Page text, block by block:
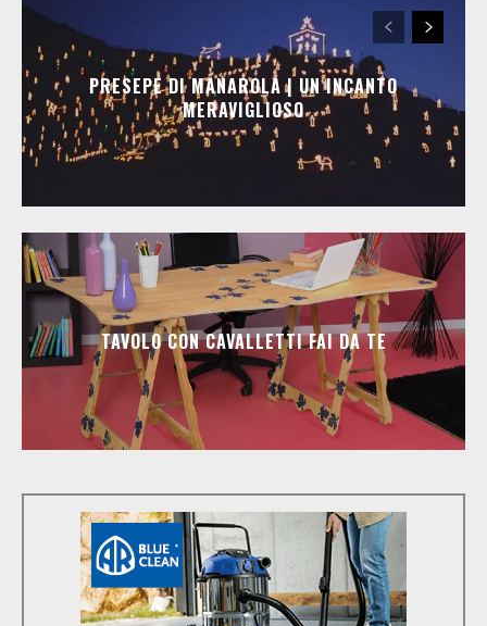
PRESEPE DI MANAROLA | UN INCANTO
MERAVIGLIOSO
TAVOLO CON CAVALLETTI FAI DA TE